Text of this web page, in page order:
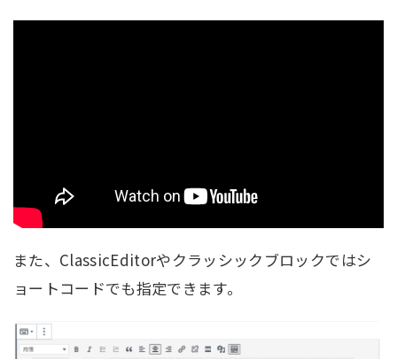
また、ClassicEditorやクラッシックブロックではシ
ョートコードでも指定できます。